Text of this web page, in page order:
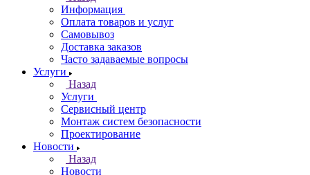
Информация
Оплата товаров и услуг
Самовывоз
Доставка заказов
Часто задаваемые вопросы
Услуги
Назад
Услуги
Сервисный центр
Монтаж систем безопасности
Проектирование
Новости
Назад
Новости